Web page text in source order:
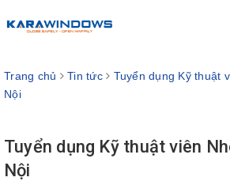
Trang chủ Tin tức
Tuyển dụng Kỹ thuật
Nội
Tuyển dụng Kỹ thuật viên
Nội